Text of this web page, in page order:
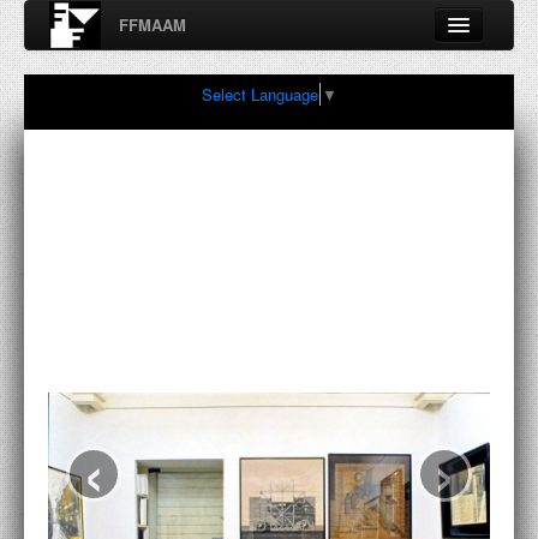
FFMAAM
Fondo Francesco Moschini
A.A.M. Architettura Arte Moderna
Percorsi, nodi, sconfinamenti e contaminazioni tra Arte,
CONFERENZE
VIDEO
COLLEZIONE
Select Language ▼
‹ ›